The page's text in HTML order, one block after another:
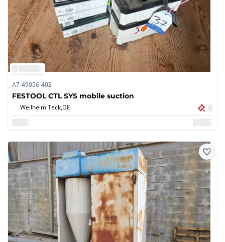
A7-49056-402
FESTOOL CTL SYS mobile suction
Weilheim Teck,DE